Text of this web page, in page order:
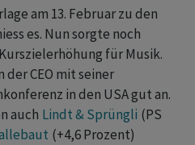
am 13. Februar zu den
es. Nun sorgte noch
für Musik.
CEO mit seiner
in den USA gut an.
auch Lindt & Sprüngli (PS
(+4,6 Prozent)